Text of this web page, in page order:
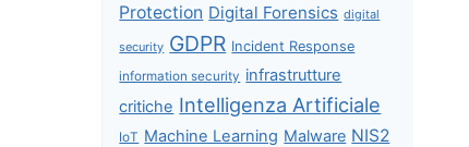
Protection Digital Forensics digital
security GDPR Incident Response
information security infrastrutture
critiche Intelligenza Artificiale
IoT Machine Learning Malware NIS2